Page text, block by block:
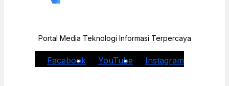
Portal Media Teknologi Informasi Terpercaya
Facebook YouTube Instagram